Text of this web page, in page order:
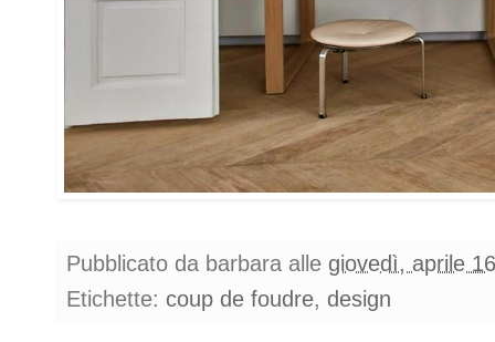
Pubblicato da barbara alle giovedì, aprile
Etichette: coup de foudre, design